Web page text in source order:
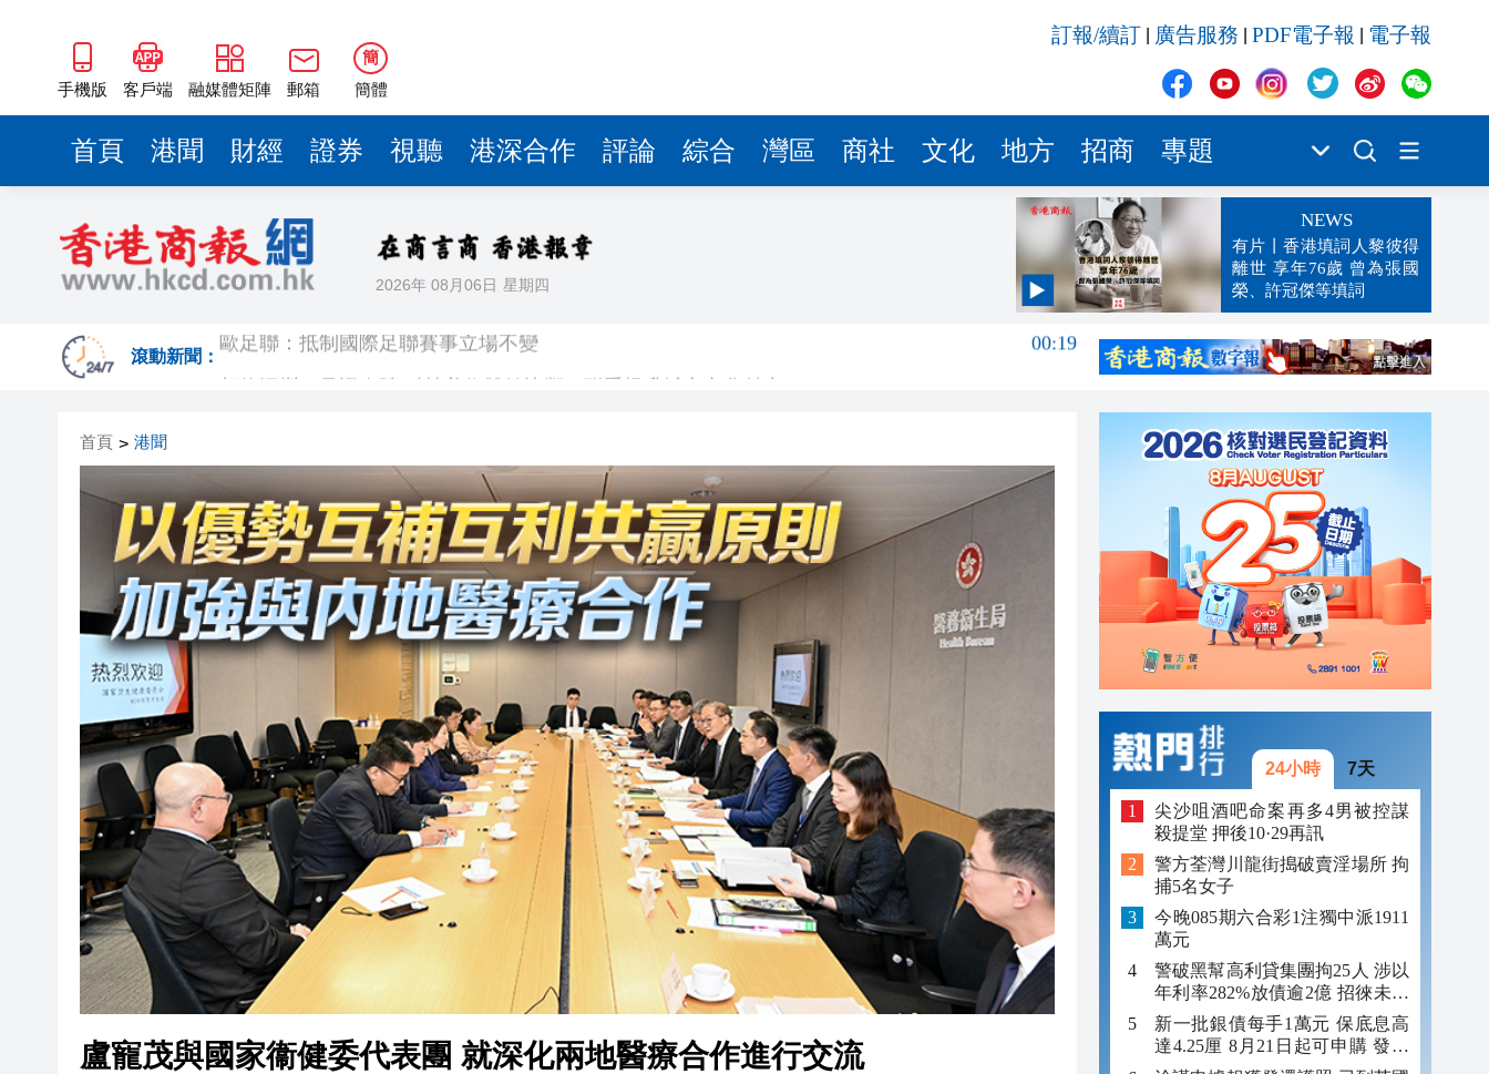
手機版 客戶端 融媒體矩陣 郵箱
簡
簡體
訂報/續訂 廣告服務 PDF電子報 電子報
首頁 港聞 財經 證券 視聽 港深合作 評論 綜合 灣區 商社 文化 地方 招商 專題
2026年 08月06日 星期四
NEWS
有片丨香港填詞人黎彼得
離世 享年76歲 曾為張國
榮、許冠傑等填詞
滾動新聞：
00:19
相約深圳，見證奇蹟 科技美術雙館比鄰，聯手提升城市文化魅力
00:07
美股觀望非農數據 道指跌逾百點
有片丨孕婦羊水破裂即將臨盆 正遇晚高峰 情況危急 鐵騎交警一路開道護送
東涌巴士撞電單車 巴士司機涉危駕被捕
有片丨清淡不等於吃素！ 清淡飲食正在毀掉很多老人的晚年健康
首頁 > 港聞
盧寵茂與國家衞健委代表團 就深化兩地醫療合作進行交流
24小時 7天
尖沙咀酒吧命案再多4男被控謀
殺提堂 押後10·29再訊
警方荃灣川龍街搗破賣淫場所 拘
捕5名女子
今晚085期六合彩1注獨中派1911
萬元
警破黑幫高利貸集團拘25人 涉以
年利率282%放債逾2億 招徠未成
年追數
新一批銀債每手1萬元 保底息高
達4.25厘 8月21日起可申購 發行
金額最多550億